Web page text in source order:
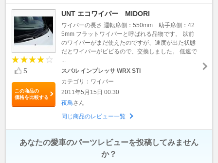
5
この商品の
価格を比較する
UNT エコワイパー MIDORI
ワイパーの長さ 運転席側：550mm 助手席側：42
5mm フラットワイパーと呼ばれる品物です。 以前
のワイパーがまだ使えたのですが、速度が出た状態
だとワイパーがビビるので、交換しました。 低速で
スバル インプレッサ WRX STI
カテゴリ：ワイパー
2011年5月15日 00:30
夜鳥さん
同じ商品のレビュー一覧
あなたの愛車のパーツレビューを投稿してみません
か？